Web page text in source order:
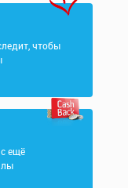
чтобы
ещё